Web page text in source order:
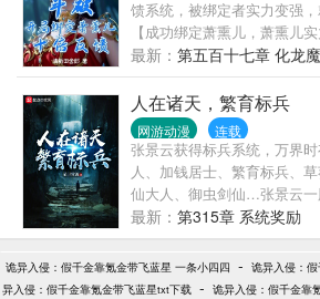
馈系统，被绑定者实力变强，
【成功绑定萧熏儿，萧熏儿
十倍反馈，实力提升至九星
圣心琉璃丹，资质大幅度提
馈，资质提升至绝世天骄级
化金帝焚天炎，实力大幅度提
反馈，成功炼化帝炎（20%
就结束了，没想到随着萧熏
定的人也随之增加。美杜莎女
小医仙的厄难毒体，青鳞的
反馈！多年后，魂天帝刚刚掀
巅峰，他不由得将目光看向
最新： 第五百十七章 化龙
人在诸天，繁育标兵
网游动漫 连载
张景云获得标兵系统，万界
人、加钱居士、繁育标兵、
仙大人、御虫剑仙…张景云
白？谁不知道他有魏晋风骨，
师父、霍元甲、精绝古城、
生、倩女幽魂、白蛇传、宝
收藏，求追读，求鼓励吖！
最新： 第315章 系统奖励
诡异入侵：假千金靠氪金带飞蓝星 一条小四四 - 诡异入侵：
异入侵：假千金靠氪金带飞蓝星txt下载 - 诡异入侵：假千金靠